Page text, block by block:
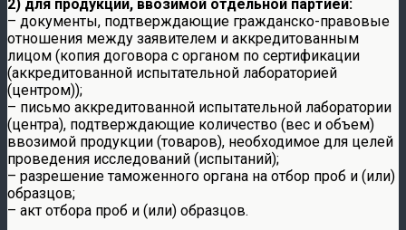
2) для продукции, ввозимой отдельной партией:
– документы, подтверждающие гражданско-правовые
отношения между заявителем и аккредитованным
лицом (копия договора с органом по сертификации
(аккредитованной испытательной лабораторией
(центром));
– письмо аккредитованной испытательной лаборатории
(центра), подтверждающие количество (вес и объем)
ввозимой продукции (товаров), необходимое для целей
проведения исследований (испытаний);
– разрешение таможенного органа на отбор проб и (или)
образцов;
– акт отбора проб и (или) образцов.